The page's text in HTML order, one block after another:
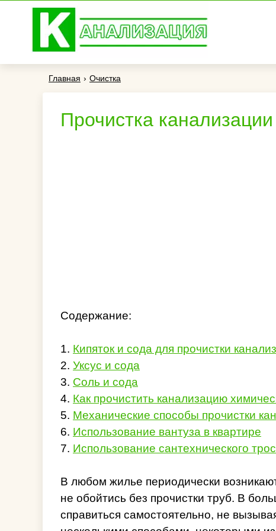
Главная › Очистка
Прочистка
Содержание:
1. Кипяток и сода для прочистки
2. Уксус и сода
3. Соль и сода
4. Как прочистить канализацию
5. Механические способы прочистки
6. Использование вантуза в квартире
7. Использование сантехнического
В любом жилье периодически
не обойтись без прочистки труб. В
справиться самостоятельно, не